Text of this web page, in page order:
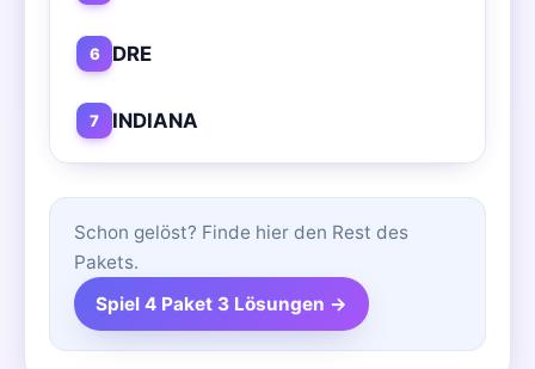
6 DRE
7 INDIANA
Schon gelöst? Finde hier den Rest des
Pakets.
Spiel 4 Paket 3 Lösungen →